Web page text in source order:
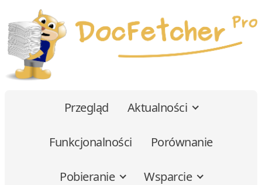
Przegląd Aktualności
Funkcjonalności Porównanie
Pobieranie Wsparcie